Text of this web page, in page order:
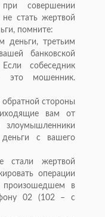
при совершении
стать жертвой
помните:
деньги, третьим
банковской
собеседник
это мошенник.
обратной стороны
вам от
деньги с вашего
жертвой
операции
в
02 (102 – с